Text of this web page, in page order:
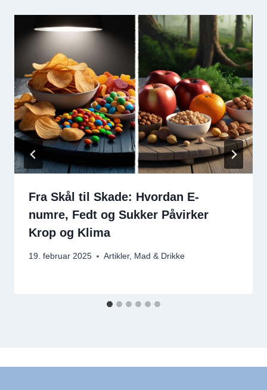
Fra Skål til Skade: Hvordan E-
numre, Fedt og Sukker Påvirker
Krop og Klima
19. februar 2025 Artikler, Mad & Drikke